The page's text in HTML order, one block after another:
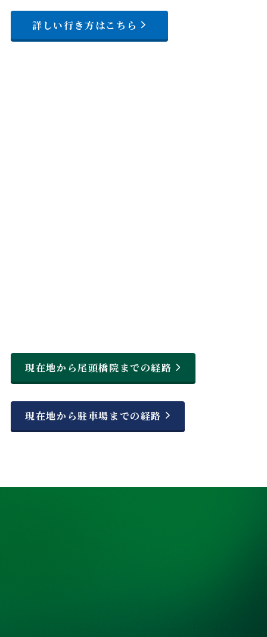
詳しい行き方はこちら
現在地から尾頭橋院までの経路
現在地から駐車場までの経路